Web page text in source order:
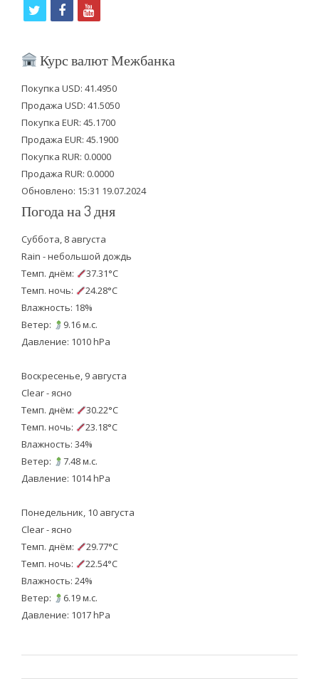
i
t
e
r
f
c
b
o
o
k
y
u
u
b
e
Курс валют Межбанка
Покупка USD: 41.4950
Продажа USD: 41.5050
Покупка EUR: 45.1700
Продажа EUR: 45.1900
Покупка RUR: 0.0000
Продажа RUR: 0.0000
Обновлено: 15:31 19.07.2024
Погода на 3 дня
Суббота, 8 августа
Rain - небольшой дождь
Темп. днём:
37.31°C
Темп. ночь:
24.28°C
Влажность: 18%
Ветер:
9.16 м.с.
Давление: 1010 hPa
Воскресенье, 9 августа
Clear - ясно
Темп. днём:
30.22°C
Темп. ночь:
23.18°C
Влажность: 34%
Ветер:
7.48 м.с.
Давление: 1014 hPa
Понедельник, 10 августа
Clear - ясно
Темп. днём:
29.77°C
Темп. ночь:
22.54°C
Влажность: 24%
Ветер:
6.19 м.с.
Давление: 1017 hPa